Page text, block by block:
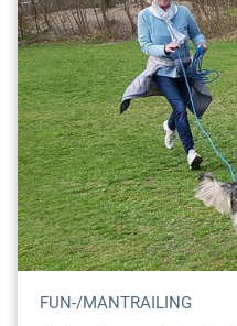
FUN-/MANTRAILING